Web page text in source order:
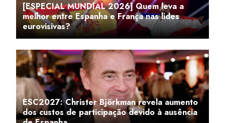
[ESPECIAL MUNDIAL 2026] Quem leva a
melhor entre Espanha e França nas lides
eurovisivas?
ESC2027: Christer Björkman revela aumento
dos custos de participação devido à ausência